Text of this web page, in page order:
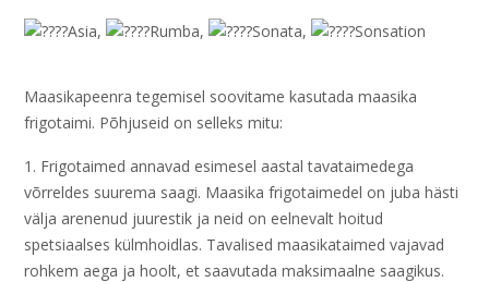
Asia, Rumba, Sonata, Sonsation
Maasikapeenra tegemisel soovitame kasutada maasika
frigotaimi. Põhjuseid on selleks mitu:
1. Frigotaimed annavad esimesel aastal tavataimedega
võrreldes suurema saagi. Maasika frigotaimedel on juba hästi
välja arenenud juurestik ja neid on eelnevalt hoitud
spetsiaalses külmhoidlas. Tavalised maasikataimed vajavad
rohkem aega ja hoolt, et saavutada maksimaalne saagikus.